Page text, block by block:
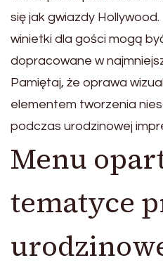
się jak gwiazdy
winietki dla gości mogą
dopracowane w
Pamiętaj, że oprawa
elementem tworzenia
podczas urodzinowej
Menu
tematyce